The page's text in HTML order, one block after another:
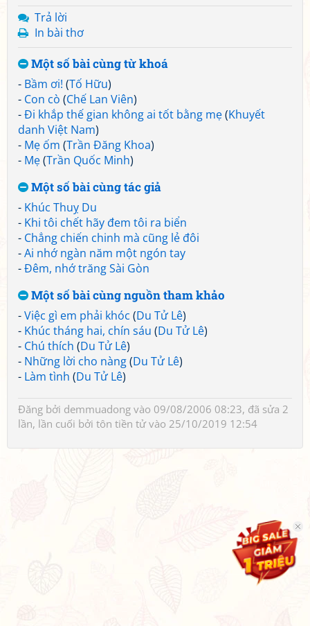
Trả lời
In bài thơ
Một số bài cùng từ khoá
- Bầm ơi! (Tố Hữu)
- Con cò (Chế Lan Viên)
-Đi khắp thế gian không ai tốt bằng mẹ(Khuyết
danh Việt Nam)
- Mẹ ốm (Trần Đăng Khoa)
- Mẹ(Trần Quốc Minh)
Một số bài cùng tác giả
- Khúc Thuỵ Du
- Khi tôi chết hãy đem tôi ra biển
- Chẳng chiến chinh mà cũng lẻ đôi
-Ai nhớ ngàn năm một ngón tay
-Đêm, nhớ trăng Sài Gòn
Một số bài cùng nguồn tham khảo
-Việc gì em phải khóc (Du Tử Lê)
- Khúc tháng hai, chín sáu (Du Tử Lê)
- Chú thích (Du Tử Lê)
- Những lời cho nàng(Du Tử Lê)
- Làm tình (Du Tử Lê)
Đăng bởi demmuadong vào 09/08/2006 08:23, đã sửa 2
lần, lần cuối bởi tôn tiền tửvào 25/10/2019 12:54